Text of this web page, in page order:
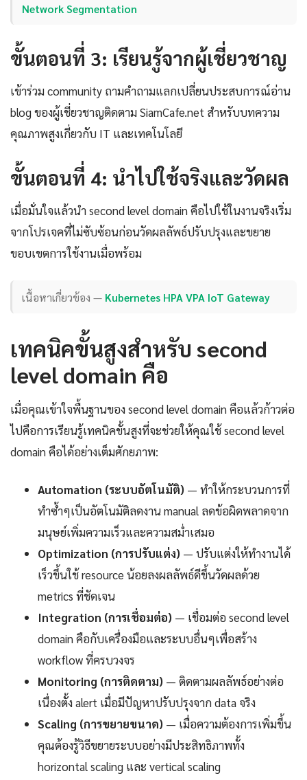
Network Segmentation
ขั้นตอนที่ 3: เรียนรู้จากผู้เชี่ยวชาญ
เข้าร่วม community ถามคำถามแลกเปลี่ยนประสบการณ์อ่าน
blog ของผู้เชี่ยวชาญติดตาม SiamCafe.net สำหรับบทความ
คุณภาพสูงเกี่ยวกับ IT และเทคโนโลยี
ขั้นตอนที่ 4: นำไปใช้จริงและวัดผล
เมื่อมั่นใจแล้วนำ second level domain คือไปใช้ในงานจริงเริ่ม
จากโปรเจคที่ไม่ซับซ้อนก่อนวัดผลลัพธ์ปรับปรุงและขยาย
ขอบเขตการใช้งานเมื่อพร้อม
เนื้อหาเกี่ยวข้อง — Kubernetes HPA VPA IoT Gateway
เทคนิคขั้นสูงสำหรับ second
level domain คือ
เมื่อคุณเข้าใจพื้นฐานของ second level domain คือแล้วก้าวต่อ
ไปคือการเรียนรู้เทคนิคขั้นสูงที่จะช่วยให้คุณใช้ second level
domain คือได้อย่างเต็มศักยภาพ:
Automation (ระบบอัตโนมัติ) — ทำให้กระบวนการที่
ทำซ้ำๆเป็นอัตโนมัติลดงาน manual ลดข้อผิดพลาดจาก
มนุษย์เพิ่มความเร็วและความสม่ำเสมอ
Optimization (การปรับแต่ง) — ปรับแต่งให้ทำงานได้
เร็วขึ้นใช้ resource น้อยลงผลลัพธ์ดีขึ้นวัดผลด้วย
metrics ที่ชัดเจน
Integration (การเชื่อมต่อ) — เชื่อมต่อ second level
domain คือกับเครื่องมือและระบบอื่นๆเพื่อสร้าง
workflow ที่ครบวงจร
Monitoring (การติดตาม) — ติดตามผลลัพธ์อย่างต่อ
เนื่องตั้ง alert เมื่อมีปัญหาปรับปรุงจาก data จริง
Scaling (การขยายขนาด) — เมื่อความต้องการเพิ่มขึ้น
คุณต้องรู้วิธีขยายระบบอย่างมีประสิทธิภาพทั้ง
horizontal scaling และ vertical scaling